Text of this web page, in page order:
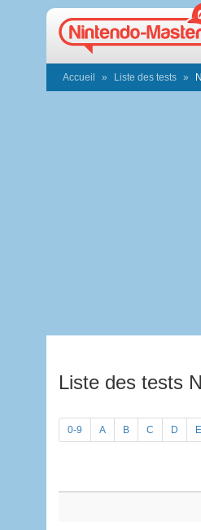
Accueil Liste des tests
Liste des tests
0-9 A B C D E